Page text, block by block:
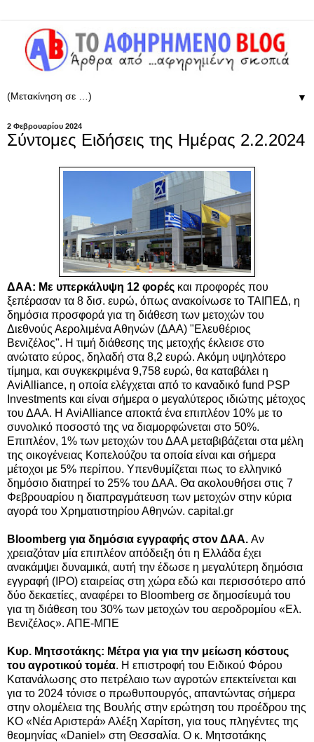
▼
2 Φεβρουαρίου 2024
Σύντομες Ειδήσεις της Ημέρας 2.2.2024
ΔΑΑ: Με υπερκάλυψη 12 φορές και προφορές που
ξεπέρασαν τα 8 δισ. ευρώ, όπως ανακοίνωσε το ΤΑΙΠΕΔ, η
δημόσια προσφορά για τη διάθεση των μετοχών του
Διεθνούς Αερολιμένα Αθηνών (ΔΑΑ) "Ελευθέριος
Βενιζέλος". Η τιμή διάθεσης της μετοχής έκλεισε στο
ανώτατο εύρος, δηλαδή στα 8,2 ευρώ. Ακόμη υψηλότερο
τίμημα, και συγκεκριμένα 9,758 ευρώ, θα καταβάλει η
AviAlliance, η οποία ελέγχεται από το καναδικό fund PSP
Investments και είναι σήμερα ο μεγαλύτερος ιδιώτης μέτοχος
του ΔΑΑ. Η AviAlliance αποκτά ένα επιπλέον 10% με το
συνολικό ποσοστό της να διαμορφώνεται στο 50%.
Επιπλέον, 1% των μετοχών του ΔΑΑ μεταβιβάζεται στα μέλη
της οικογένειας Κοπελούζου τα οποία είναι και σήμερα
μέτοχοι με 5% περίπου. Υπενθυμίζεται πως το ελληνικό
δημόσιο διατηρεί το 25% του ΔΑΑ. Θα ακολουθήσει στις 7
Φεβρουαρίου η διαπραγμάτευση των μετοχών στην κύρια
αγορά του Χρηματιστηρίου Αθηνών. capital.gr
Bloomberg για δημόσια εγγραφής στον ΔΑΑ. Αν
χρειαζόταν μία επιπλέον απόδειξη ότι η Ελλάδα έχει
ανακάμψει δυναμικά, αυτή την έδωσε η μεγαλύτερη δημόσια
εγγραφή (IPO) εταιρείας στη χώρα εδώ και περισσότερο από
δύο δεκαετίες, αναφέρει το Bloomberg σε δημοσίευμά του
για τη διάθεση του 30% των μετοχών του αεροδρομίου «Ελ.
Βενιζέλος». ΑΠΕ-ΜΠΕ
Κυρ. Μητσοτάκης: Μέτρα για για την μείωση κόστους
του αγροτικού τομέα. H επιστροφή του Ειδικού Φόρου
Κατανάλωσης στο πετρέλαιο των αγροτών επεκτείνεται και
για το 2024 τόνισε ο πρωθυπουργός, απαντώντας σήμερα
στην ολομέλεια της Βουλής στην ερώτηση του προέδρου της
ΚΟ «Νέα Αριστερά» Αλέξη Χαρίτση, για τους πληγέντες της
θεομηνίας «Daniel» στη Θεσσαλία. Ο κ. Μητσοτάκης